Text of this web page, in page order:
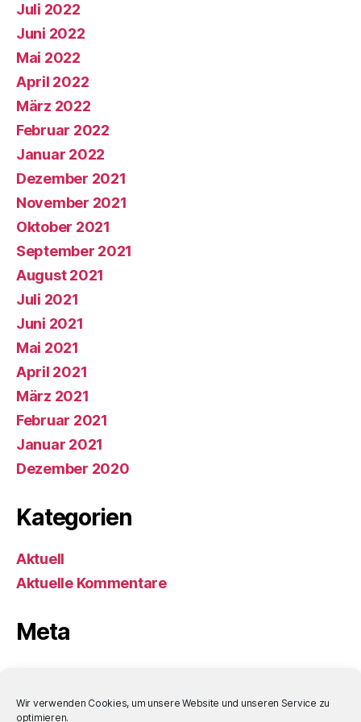
Wir verwenden Cookies, um unsere Website und unseren Service zu
optimieren.
Juli 2022
Juni 2022
Mai 2022
April 2022
März 2022
Februar 2022
Januar 2022
Dezember 2021
November 2021
Oktober 2021
September 2021
August 2021
Juli 2021
Juni 2021
Mai 2021
April 2021
März 2021
Februar 2021
Januar 2021
Dezember 2020
Kategorien
Aktuell
Aktuelle Kommentare
Meta
Eintrags-Feed